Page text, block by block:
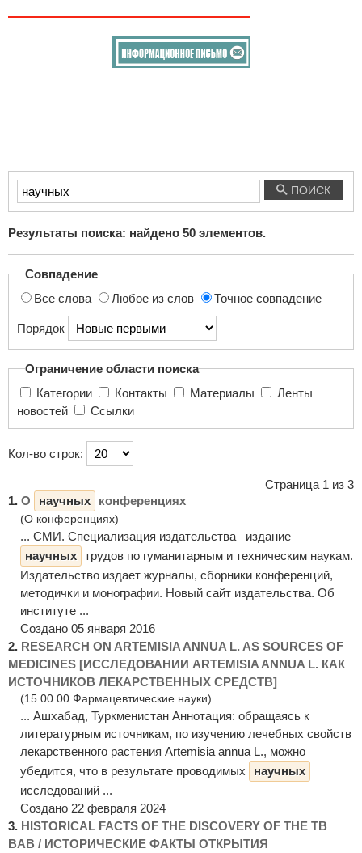
Введите
текст
поиска...
ПОИСК
Результаты поиска: найдено 50 элементов.
Совпадение
Все слова
Любое из слов Точное совпадение
Порядок
Ограничение области поиска
Категории
Контакты Материалы
новостей
Ссылки
Кол-во строк:
Страница 1 из 3
1. О научных конференциях
(О конференциях)
... СМИ. Специализация издательства– издание
научных трудов по гуманитарным и техническим наукам.
Издательство издает журналы, сборники конференций,
методички и монографии. Новый сайт издательства. Об
институте ...
Создано 05 января 2016
2. RESEARCH ON ARTEMISIA ANNUA L. AS SOURCES OF
MEDICINES [ИССЛЕДОВАНИИ ARTEMISIA ANNUA L. КАК
ИСТОЧНИКОВ ЛЕКАРСТВЕННЫХ СРЕДСТВ]
(15.00.00 Фармацевтические науки)
... Ашхабад, Туркменистан Аннотация: обращаясь к
литературным источникам, по изучению лечебных свойств
лекарственного растения Artemisia annua L., можно
убедится, что в результате проводимых
научных
исследований ...
Создано 22 февраля 2024
3. HISTORICAL FACTS OF THE DISCOVERY OF THE TB
BAB / ИСТОРИЧЕСКИЕ ФАКТЫ ОТКРЫТИЯ